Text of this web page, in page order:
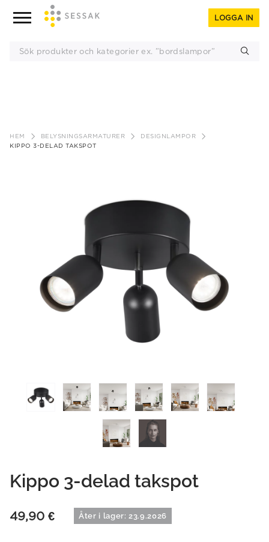
innehåll
LOGGA IN
HEM BELYSNINGSARMATURER
DESIGNLAMPOR
KIPPO 3-DELAD TAKSPOT
Kippo 3-delad takspot
49,90 € Åter i lager: 23.9.2026